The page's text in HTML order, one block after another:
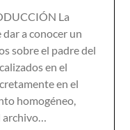
La
a conocer un
sobre el padre del
en el
en el
homogéneo,
archivo…